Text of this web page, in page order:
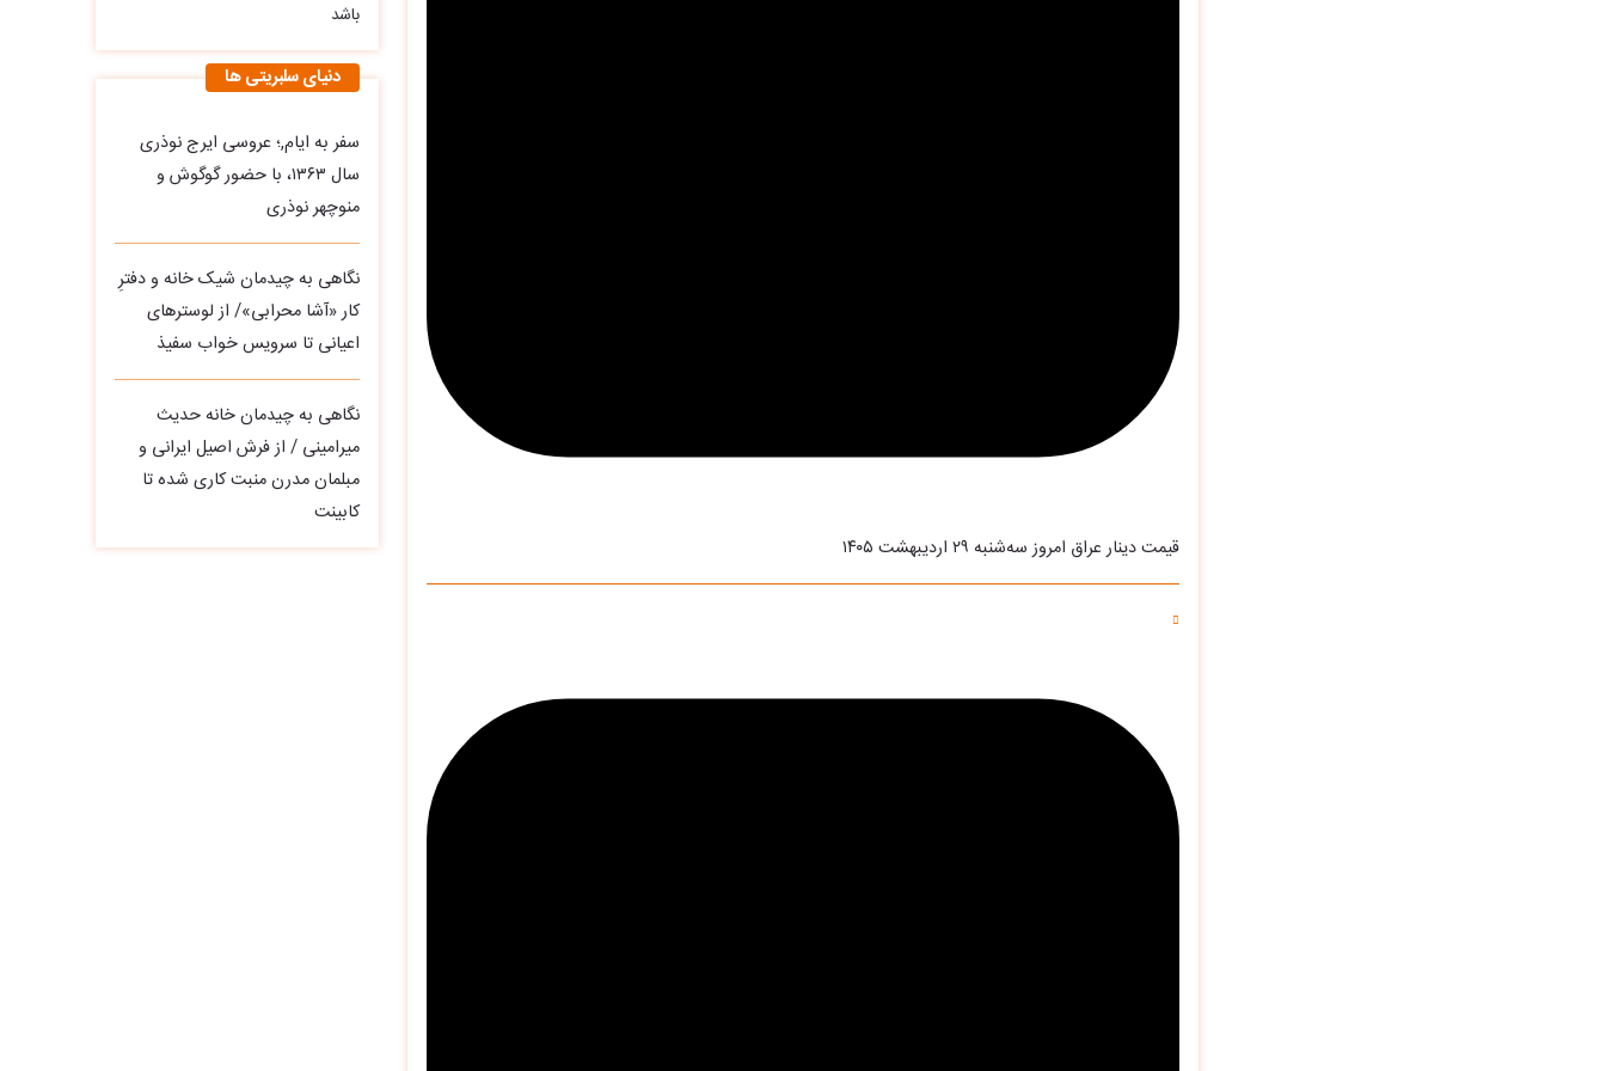
قیمت دینار عراق امروز سه‌شنبه ۲۹ اردیبهشت ۱۴۰۵
باشد
دنیای سلبریتی ها
سفر به ایام,؛ عروسی ایرج نوذری
سال ۱۳۶۳، با حضور گوگوش و
منوچهر نوذری
نگاهی به چیدمان شیک خانه و دفترِ
کار «آشا محرابی»/ از لوسترهای
اعیانی تا سرویس خواب سفیذ
نگاهی به چیدمان خانه حدیث
میرامینی / از فرش اصیل ایرانی و
مبلمان مدرن منبت‌ کاری‌ شده تا
کابینت